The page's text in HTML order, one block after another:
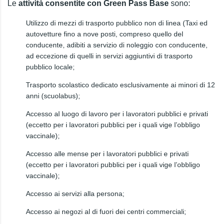
Le attività consentite con Green Pass Base sono:
Utilizzo di mezzi di trasporto pubblico non di linea (Taxi ed
autovetture fino a nove posti, compreso quello del
conducente, adibiti a servizio di noleggio con conducente,
ad eccezione di quelli in servizi aggiuntivi di trasporto
pubblico locale;
Trasporto scolastico dedicato esclusivamente ai minori di 12
anni (scuolabus);
Accesso al luogo di lavoro per i lavoratori pubblici e privati
(eccetto per i lavoratori pubblici per i quali vige l’obbligo
vaccinale);
Accesso alle mense per i lavoratori pubblici e privati
(eccetto per i lavoratori pubblici per i quali vige l’obbligo
vaccinale);
Accesso ai servizi alla persona;
Accesso ai negozi al di fuori dei centri commerciali;